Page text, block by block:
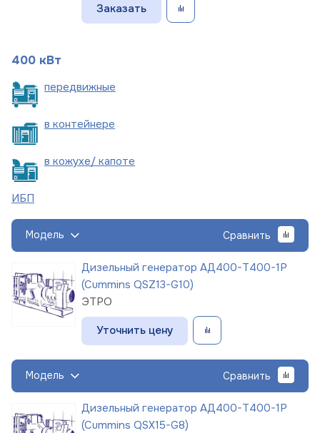
Заказать
400 кВт
передвижные
в контейнере
в кожухе/ капоте
ИБП
Модель Сравнить
Дизельный генератор АД400-Т400-1Р
(Cummins QSZ13-G10)
ЭТРО
Уточнить цену
Модель Сравнить
Дизельный генератор АД400-Т400-1Р
(Cummins QSX15-G8)